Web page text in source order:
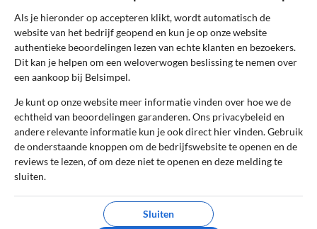
heeft alle rompslomp rond telefoonzaken
helemaal weggenomen. Ze sturen
uitgebreide mails om je in iedere stap te
begeleiden zodat je elke zoveel jaar weer
met een verse telefoon en een verscherpt
abonnement verder kunt. Top!
0 0
Review handmatig gecontroleerd en goedgekeurd.
Bekijk ons beleid
Reageer
Als je hieronder op accepteren klikt, wordt automatisch de
website van het bedrijf geopend en kun je op onze website
authentieke beoordelingen lezen van echte klanten en bezoekers.
Dit kan je helpen om een weloverwogen beslissing te nemen over
een aankoop bij Belsimpel.
Je kunt op onze website meer informatie vinden over hoe we de
echtheid van beoordelingen garanderen. Ons privacybeleid en
andere relevante informatie kun je ook direct hier vinden. Gebruik
de onderstaande knoppen om de bedrijfswebsite te openen en de
reviews te lezen, of om deze niet te openen en deze melding te
sluiten.
Sluiten